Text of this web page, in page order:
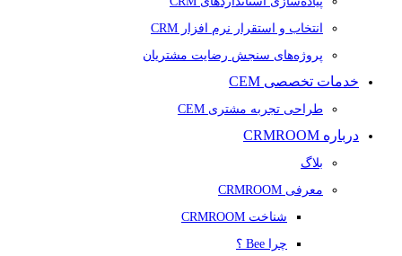
انتخاب و استقرار نرم افزار CRM
پروژه‌های سنجش رضایت مشتریان
خدمات تخصصی CEM
طراحی تجربه مشتری CEM
درباره CRMROOM
بلاگ
معرفی CRMROOM
شناخت CRMROOM
چرا Bee ؟